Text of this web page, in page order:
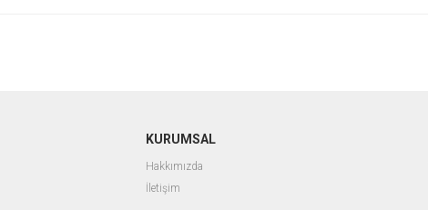
KURUMSAL
Hakkımızda
İletişim